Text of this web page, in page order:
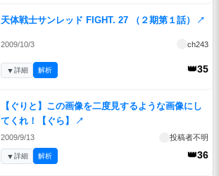
天体戦士サンレッド FIGHT. 27 （２期第１話） ↗
2009/10/3 ch243
👑35
▼詳細 解析
【ぐりと】この画像を二度見するような画像にし
てくれ！【ぐら】
↗
2009/9/13 投稿者不明
👑36
▼詳細 解析